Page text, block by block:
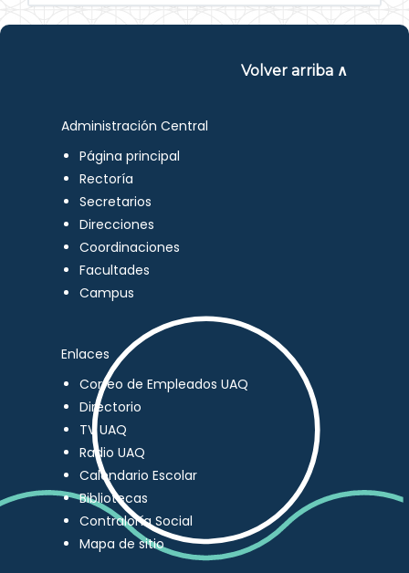
Volver arriba ∧
Administración Central
Página principal
Rectoría
Secretarios
Direcciones
Coordinaciones
Facultades
Campus
Enlaces
Correo de Empleados UAQ
Directorio
TV UAQ
Radio UAQ
Calendario Escolar
Bibliotecas
Contraloría Social
Mapa de sitio